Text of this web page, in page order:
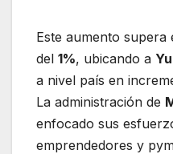
Este aumento
del 1%, ubicando a
a nivel país en
La administración de
enfocado sus
emprendedores y